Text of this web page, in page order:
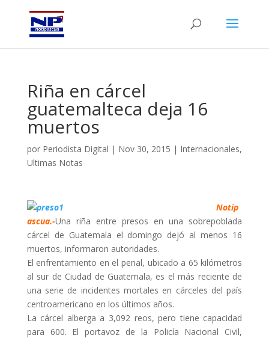
Riña en cárcel
guatemalteca deja 16
muertos
por Periodista Digital | Nov 30, 2015 | Internacionales,
Ultimas Notas
Notip
ascua.-Una riña entre presos en una sobrepoblada
cárcel de Guatemala el domingo dejó al menos 16
muertos, informaron autoridades.
El enfrentamiento en el penal, ubicado a 65 kilómetros
al sur de Ciudad de Guatemala, es el más reciente de
una serie de incidentes mortales en cárceles del país
centroamericano en los últimos años.
La cárcel alberga a 3,092 reos, pero tiene capacidad
para 600. El portavoz de la Policía Nacional Civil,